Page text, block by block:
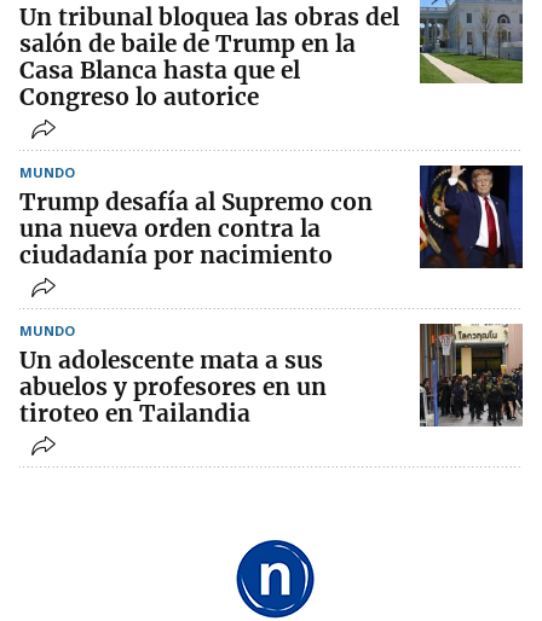
Un tribunal bloquea las obras del
salón de baile de Trump en la
Casa Blanca hasta que el
Congreso lo autorice
MUNDO
Trump desafía al Supremo con
una nueva orden contra la
ciudadanía por nacimiento
MUNDO
Un adolescente mata a sus
abuelos y profesores en un
tiroteo en Tailandia